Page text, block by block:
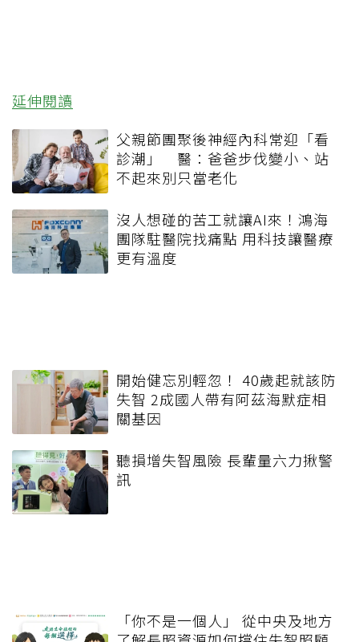
延伸閱讀
父親節團聚後神經內科常迎「看
診潮」 醫：爸爸步伐變小、站
不起來別只當老化
沒人想碰的苦工就讓AI來！鴻海
團隊駐醫院找痛點 用科技讓醫療
更有溫度
開始健忘別輕忽！ 40歲起就該防
失智 2成國人帶有阿茲海默症相
關基因
聽損增失智風險 長輩量六力揪警
訊
「你不是一個人」 從中央及地方